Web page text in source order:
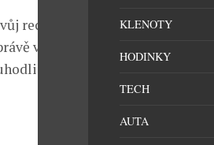
recept na
v tom
KLENOTY
HODINKY
TECH
AUTA